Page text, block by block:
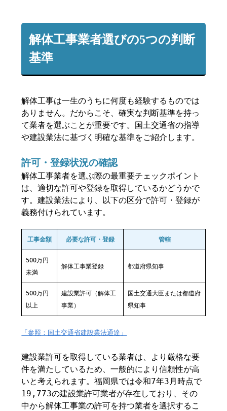
解体工事業者選びの5つの判断
基準
解体工事は一生のうちに何度も経験するものでは
ありません。だからこそ、確実な判断基準を持っ
て業者を選ぶことが重要です。国土交通省の指導
や建設業法に基づく明確な基準をご紹介します。
許可・登録状況の確認
解体工事業者を選ぶ際の最重要チェックポイント
は、適切な許可や登録を取得しているかどうかで
す。建設業法により、以下の区分で許可・登録が
義務付けられています。
工事金額 必要な許可・登録 管轄
500万円
未満
解体工事業登録 都道府県知事
500万円
以上
建設業許可（解体工
事業）
国土交通大臣または都道府
県知事
「参照：国土交通省建設業法通達」
建設業許可を取得している業者は、より厳格な要
件を満たしているため、一般的により信頼性が高
いと考えられます。福岡県では令和7年3月時点で
19,773の建設業許可業者が存在しており、その
中から解体工事業の許可を持つ業者を選択するこ